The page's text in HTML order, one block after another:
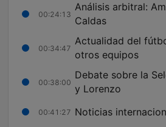
00:24:13
Análisis arbitral:
Caldas
00:34:47
Actualidad del
otros equipos
00:38:00
Debate sobre la
y Lorenzo
00:41:27 Noticias